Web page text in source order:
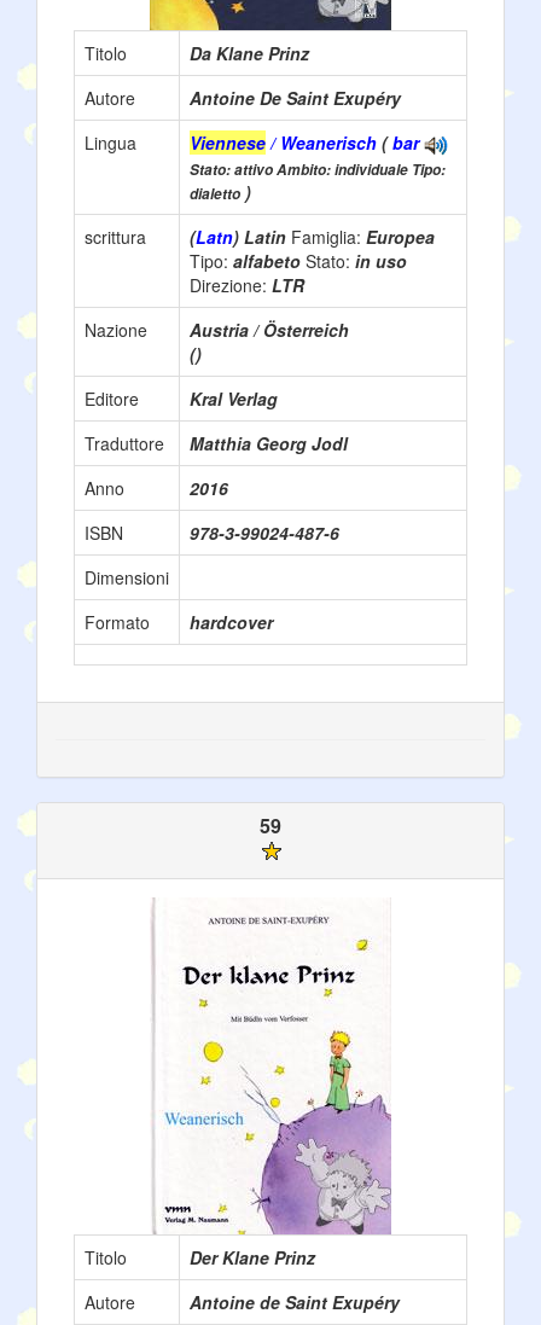
Titolo
Da Klane Prinz
Autore
Antoine De Saint Exupéry
Lingua
Viennese/ Weanerisch (bar
Stato: attivo Ambito: individuale Tipo:
dialetto )
scrittura
(Latn) Latin Famiglia: Europea
Tipo: alfabeto Stato: in uso
Direzione: LTR
Nazione
Austria / Österreich
()
Editore
Kral Verlag
Traduttore
Matthia Georg Jodl
Anno
2016
ISBN
978-3-99024-487-6
Dimensioni
Formato
hardcover
59
Titolo
Der Klane Prinz
Autore
Antoine de Saint Exupéry